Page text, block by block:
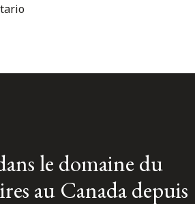
le domaine du
au Canada depuis